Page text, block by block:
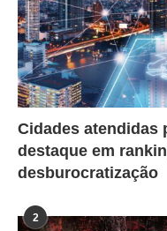
Cidades atendidas
destaque em
desburocratização
2